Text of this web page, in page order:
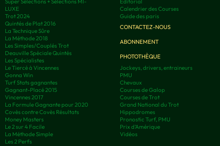
LUXE
Trot 2024
Quintés de Plat 2016
La Technique Sûre
La Méthode 2018
Les Simples/Couplés Trot
Deauville Spéciale Quintés
Les Spécialistes
Le Tiercé à Vincennes
Gonna Win
Turf Stats gagnantes
Gagnant-Placé 2015
Vincennes 2017
La Formule Gagnante pour 2020
Covès contre Covès Résultats
Money Masters
Le 2 sur 4 Facile
La Méthode Simple
Les 2 Perfs
Calendrier des Courses
Guide des paris
CONTACTEZ-NOUS
ABONNEMENT
PHOTOTHÈQUE
Jockeys, drivers, entraineurs
PMU
Chevaux
Courses de Galop
Courses de Trot
Grand National du Trot
Hippodromes
Pronostic Turf, PMU
Prix d’Amérique
Vidéos